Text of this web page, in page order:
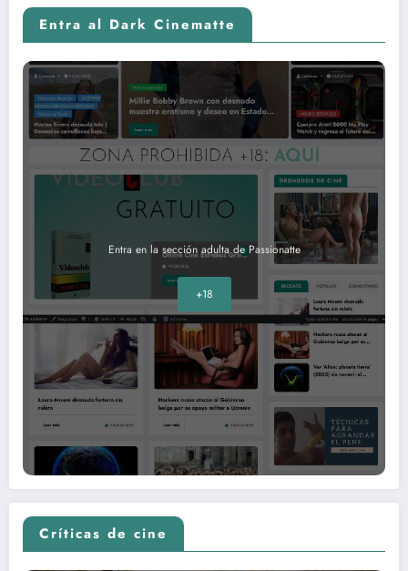
Entra al Dark Cinematte
Entra en la sección adulta de Passionatte
+18
Críticas de cine